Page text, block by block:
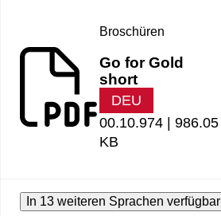
Broschüren
Go for Gold
short
DEU
00.10.974 | 986.05
KB
In 13 weiteren Sprachen verfügbar